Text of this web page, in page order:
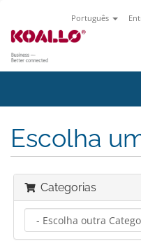
Português
Escolha
Categorias